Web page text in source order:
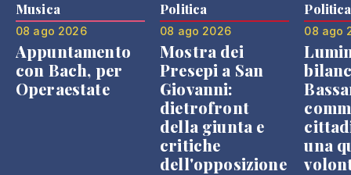
Musica
08 ago 2026
Appuntamento
con Bach, per
Operaestate
Politica
08 ago 2026
Mostra dei
Presepi a San
Giovanni:
dietrofront
della giunta e
critiche
dell'opposizione
Politica
08 ago
una